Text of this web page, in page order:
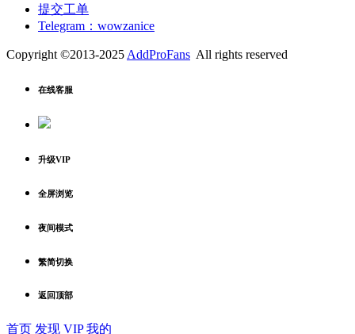
提交工单
Telegram：wowzanice
Copyright ©2013-2025 AddProFans All rights reserved
在线客服
升级VIP
全屏浏览
夜间模式
繁简切换
返回顶部
首页 发现 VIP 我的